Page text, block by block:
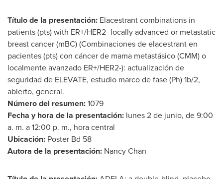
Título de la presentación: Elacestrant combinations in
patients (pts) with ER+/HER2- locally advanced or metastatic
breast cancer (mBC) (Combinaciones de elacestrant en
pacientes (pts) con cáncer de mama metastásico (CMM) o
localmente avanzado ER+/HER2-): actualización de
seguridad de ELEVATE, estudio marco de fase (Ph)1b/2,
abierto, general.
Número del resumen:1079
Fecha y hora de la presentación: lunes 2 de junio, de 9:00
a. m. a 12:00 p. m., hora central
Ubicación: Poster Bd 58
Autora de la presentación: Nancy Chan